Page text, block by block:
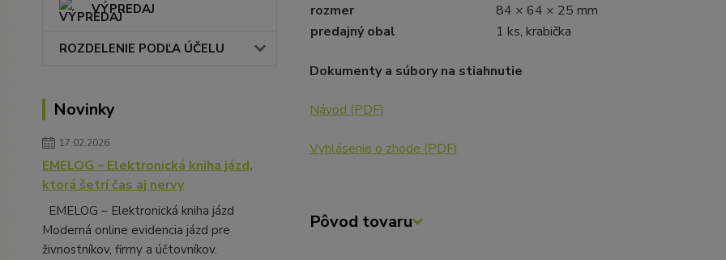
VÝPREDAJ
ROZDELENIE PODĽA ÚČELU
Novinky
17.02.2026
EMELOG – Elektronická kniha jázd,
ktorá šetrí čas aj nervy
EMELOG – Elektronická kniha jázd
Moderná online evidencia jázd pre
živnostníkov, firmy a účtovníkov.
rozmer
84 × 64 × 25 mm
predajný obal
1 ks, krabička
Dokumenty a súbory na stiahnutie
Návod (PDF)
Vyhlásenie o zhode (PDF)
Pôvod tovaru